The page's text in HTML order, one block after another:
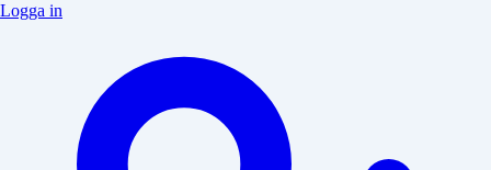
Logga in